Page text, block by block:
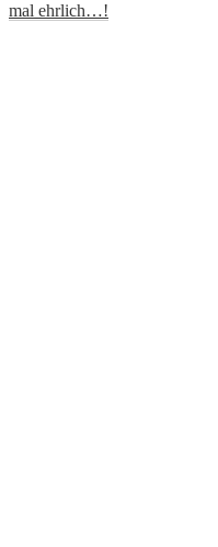
mal ehrlich…!